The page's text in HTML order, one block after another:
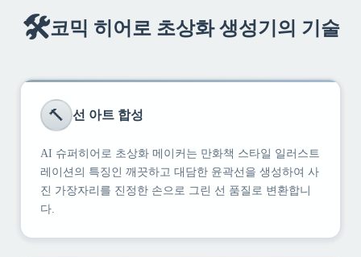
🛠️코믹 히어로 초상화 생성기의 기술
🔨 선 아트 합성
AI 슈퍼히어로 초상화 메이커는 만화책 스타일 일러스트
레이션의 특징인 깨끗하고 대담한 윤곽선을 생성하여 사
진 가장자리를 진정한 손으로 그린 선 품질로 변환합니
다.